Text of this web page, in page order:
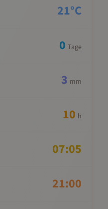
21°C
0 Tage
3 mm
10 h
07:05
21:00